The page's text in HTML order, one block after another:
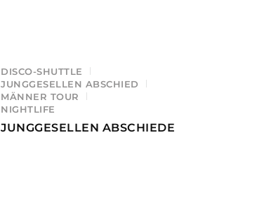
DISCO-SHUTTLE
JUNGGESELLEN ABSCHIED
MÄNNER TOUR
NIGHTLIFE
JUNGGESELLEN ABSCHIEDE